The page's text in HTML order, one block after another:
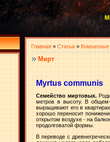
Главная » Статьи » Комнатные
Мирт
Myrtus communis
Семейство миртовых.
метров в высоту. В
выращивают его в
хорошо переносит
открытом воздухе - на
продолговатой формы.
В переводе с